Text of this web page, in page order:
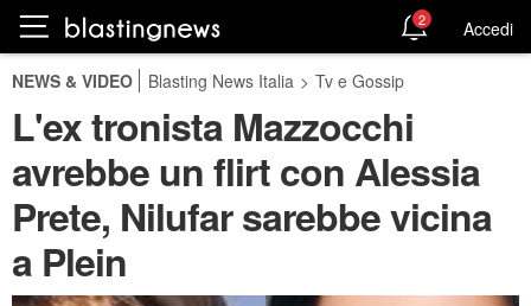
2 Accedi
NEWS & VIDEO Blasting News Italia > Tv e Gossip
L'ex tronista Mazzocchi
avrebbe un flirt con Alessia
Prete, Nilufar sarebbe vicina
a Plein